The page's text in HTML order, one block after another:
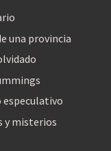
una provincia
especulativo
y misterios